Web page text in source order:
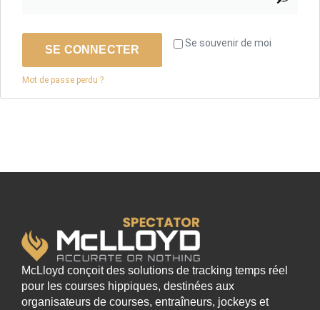
Se souvenir de moi
SE CONNECTER
Mot de passe perdu ?
McLloyd conçoit des solutions de tracking temps réel
pour les courses hippiques, destinées aux
organisateurs de courses, entraîneurs, jockeys et